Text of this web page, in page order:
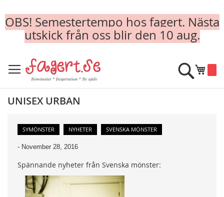
OBS! Semestertempo hos fagert. Nästa
utskick från oss blir den 10 aug.
to
Content
Min
Sök
UNISEX URBAN
SYMÖNSTER NYHETER SVENSKA MÖNSTER
- November 28, 2016
Spännande nyheter från Svenska mönster: